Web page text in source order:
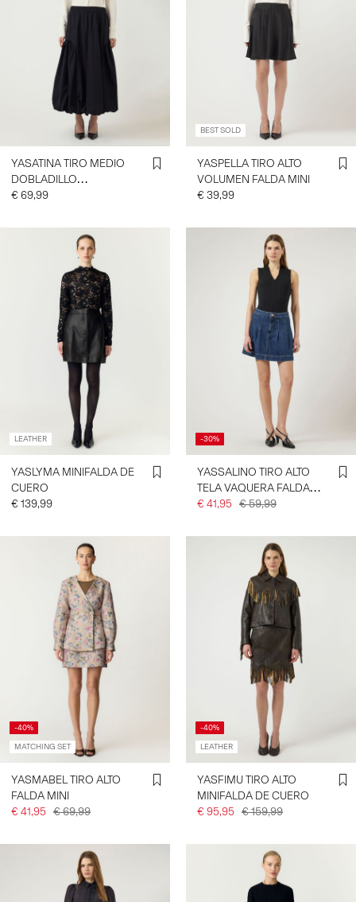
YASATINA TIRO MEDIO
DOBLADILLO
ABULLONADO FALDA MIDI
€ 69,99
BEST SOLD
YASPELLA TIRO ALTO
VOLUMEN FALDA MINI
€ 39,99
LEATHER
YASLYMA MINIFALDA DE
CUERO
€ 139,99
-30%
YASSALINO TIRO ALTO
TELA VAQUERA FALDA
MINI
€ 41,95 € 59,99
-40%
MATCHING SET
YASMABEL TIRO ALTO
FALDA MINI
€ 41,95 € 69,99
-40%
LEATHER
YASFIMU TIRO ALTO
MINIFALDA DE CUERO
€ 95,95 € 159,99